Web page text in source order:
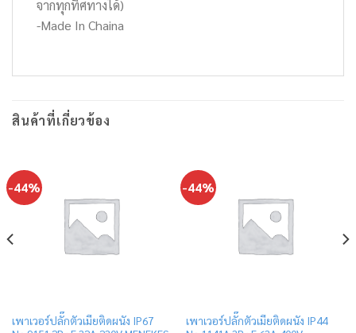
จากทุกทิศทางได้)
-Made In Chaina
สินค้าที่เกี่ยวข้อง
-44%
เพาเวอร์ปลั๊กตัวเมียติดผนัง IP67
-44%
เพาเวอร์ปลั๊กตัวเมียติดผนัง IP44